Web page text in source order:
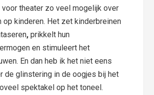
theater zo veel mogelijk over
op kinderen. Het zet kinderbreinen
,prikkelt hun
en stimuleert het
En dan heb ik het niet eens
de glinstering in de oogjes bij het
spektakel op het toneel.